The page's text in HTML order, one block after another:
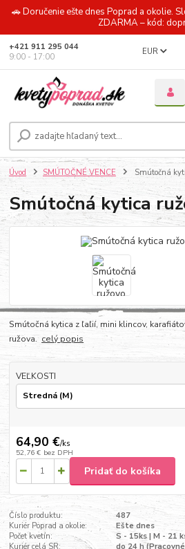
🚗 Doručenie ešte dnes Poprad a okolie.
ZDARMA – kód:
EUR
+421 911 295 044
9:00 - 17:00
Úvod SMÚTOČNÉ VENCE Smútočná
Smútočná kytica
Smútočná kytica z ľaľií, mini klincov,
ružova. celý popis
VEĽKOSTI
64,90 €/ks
52,76 € bez DPH
Pridať do košíka
Číslo produktu:
487
Kuriér Poprad a okolie:
Ešte dnes
Počet kvetín:
S - 15ks | M - 21
Kuriér celá SR:
do 24 h